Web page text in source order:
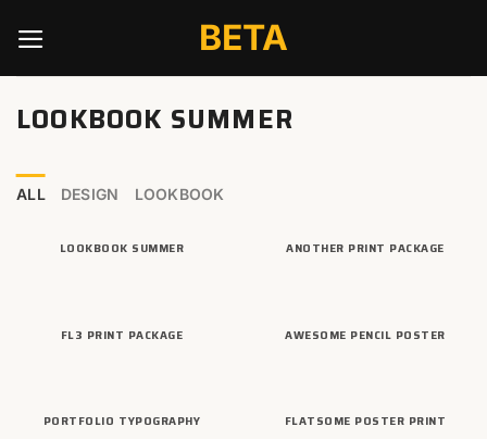
content
BETA
LOOKBOOK SUMMER
ALL DESIGN LOOKBOOK
LOOKBOOK SUMMER ANOTHER PRINT PACKAGE
FL3 PRINT PACKAGE AWESOME PENCIL POSTER
PORTFOLIO TYPOGRAPHY FLATSOME POSTER PRINT